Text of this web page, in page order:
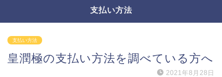
支払い方法
支払い方法
皇潤極の支払い方法を調べている方へ
2021年8月28日